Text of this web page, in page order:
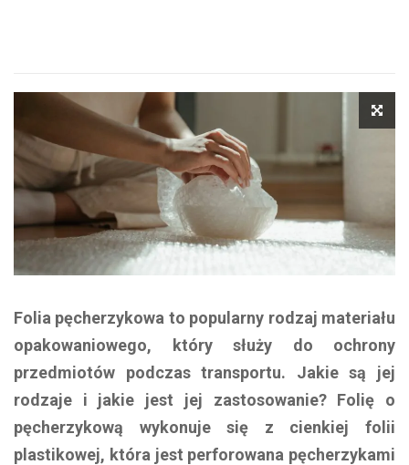
Folia pęcherzykowa to popularny rodzaj materiału
opakowaniowego, który służy do ochrony
przedmiotów podczas transportu. Jakie są jej
rodzaje i jakie jest jej zastosowanie? Folię o
pęcherzykową wykonuje się z cienkiej folii
plastikowej, która jest perforowana pęcherzykami